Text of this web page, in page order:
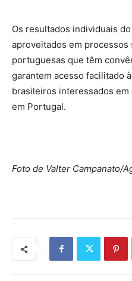
Os resultados individuais
aproveitados em
portuguesas que têm
garantem acesso facilitado
brasileiros interessados
em Portugal.
Foto de Valter Campanato/